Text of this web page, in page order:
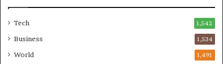
Tech 1,542
Business 1,534
World 1,491